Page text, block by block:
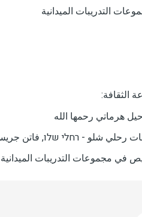
رحمها الله
شلو - רחלי שלו, فاتن جريس